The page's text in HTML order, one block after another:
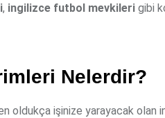
, ingilizce futbol mevkileri gibi
Nelerdir?
oldukça işinize yarayacak